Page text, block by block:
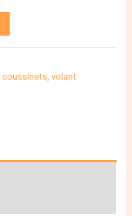
coussinets, volant